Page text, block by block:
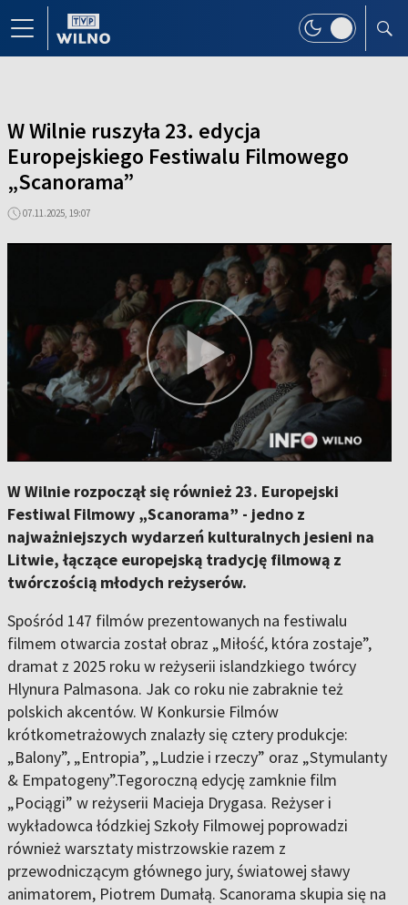
W Wilnie ruszyła 23. edycja
Europejskiego Festiwalu Filmowego
„Scanorama”
07.11.2025, 19:07
W Wilnie rozpoczął się również 23. Europejski
Festiwal Filmowy „Scanorama” - jedno z
najważniejszych wydarzeń kulturalnych jesieni na
Litwie, łączące europejską tradycję filmową z
twórczością młodych reżyserów.
Spośród 147 filmów prezentowanych na festiwalu
filmem otwarcia został obraz „Miłość, która zostaje”,
dramat z 2025 roku w reżyserii islandzkiego twórcy
Hlynura Palmasona. Jak co roku nie zabraknie też
polskich akcentów. W Konkursie Filmów
krótkometrażowych znalazły się cztery produkcje:
„Balony”, „Entropia”, „Ludzie i rzeczy” oraz „Stymulanty
& Empatogeny”.Tegoroczną edycję zamknie film
„Pociągi” w reżyserii Macieja Drygasa. Reżyser i
wykładowca łódzkiej Szkoły Filmowej poprowadzi
również warsztaty mistrzowskie razem z
przewodniczącym głównego jury, światowej sławy
animatorem, Piotrem Dumałą. Scanorama skupia się na